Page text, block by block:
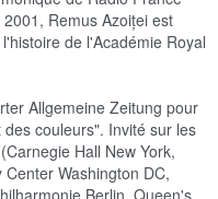
Remus Azoiței est
de l'Académie Royal
Allgemeine Zeitung pour
couleurs". Invité sur les
Hall New York,
Washington DC,
Berlin, Queen's